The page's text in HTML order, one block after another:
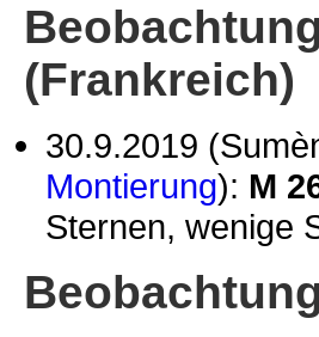
(Frankreich)
30.9.2019
Montierung): M
Sternen, wenige